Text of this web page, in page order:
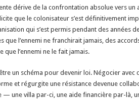
dérive de la confrontation absolue vers
que le colonisateur s’est définitivement
qui s’est permis pendant des années
l’ennemi ne franchirait jamais, des
que l’ennemi ne le fait jamais.
un schéma pour devenir loi. Négocier
et régurgite une résistance devenue
— une villa par-ci, une aide financière par-là,